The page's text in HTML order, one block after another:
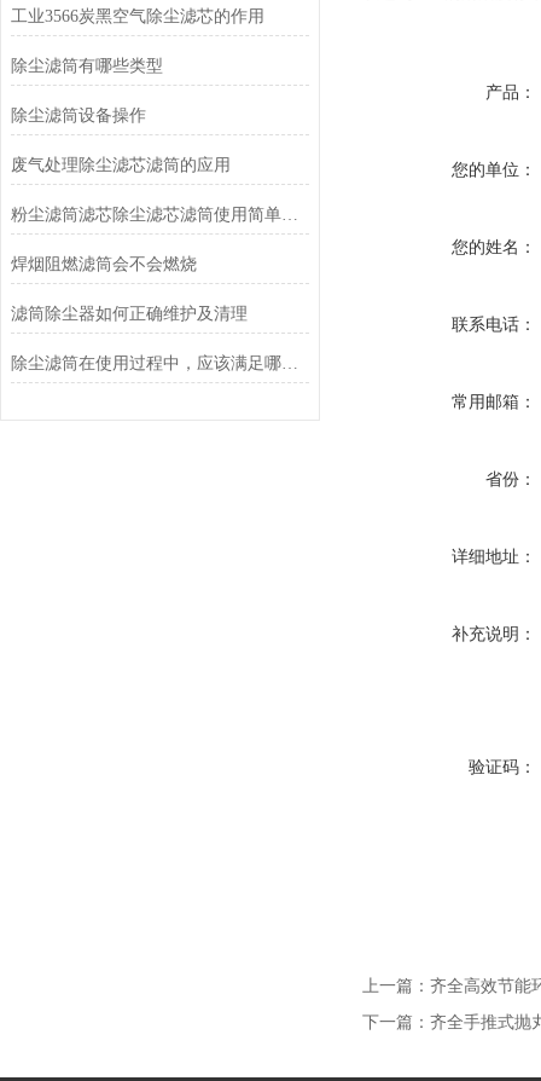
工业3566炭黑空气除尘滤芯的作用
除尘滤筒有哪些类型
除尘滤筒设备操作
废气处理除尘滤芯滤筒的应用
粉尘滤筒滤芯除尘滤芯滤筒使用简单方便
焊烟阻燃滤筒会不会燃烧
滤筒除尘器如何正确维护及清理
除尘滤筒在使用过程中，应该满足哪些要求？
产品：
您的单位：
您的姓名：
联系电话：
常用邮箱：
省份：
详细地址：
补充说明：
验证码：
上一篇： 齐全高效节能
下一篇： 齐全手推式抛